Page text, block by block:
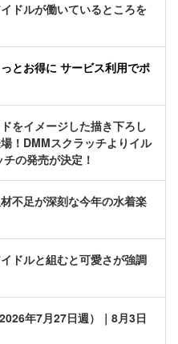
ドルが働いているところを
とお得に サービス利用でポ
をイメージした描き下ろし
！DMMスクラッチよりイル
の発売が決定！
不足が深刻な今年の水着楽
ドルと組むと可愛さが強調
年7月27日週）｜8月3日